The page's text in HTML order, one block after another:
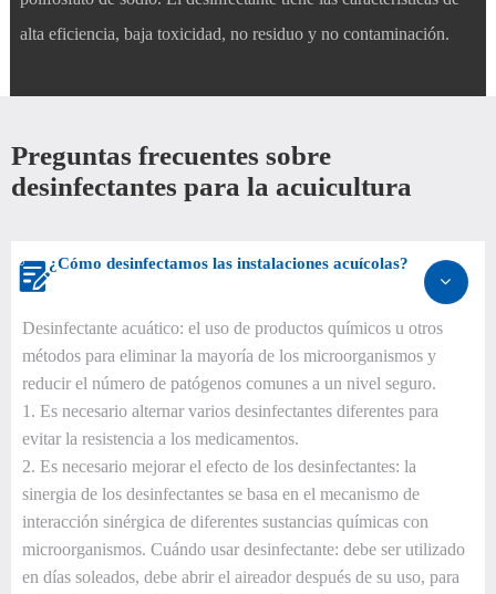
alta eficiencia, baja toxicidad, no residuo y no contaminación.
Preguntas frecuentes sobre
desinfectantes para la acuicultura
¿Cómo desinfectamos las instalaciones acuícolas?
Desinfectante acuático: el uso de productos químicos u otros
métodos para eliminar la mayoría de los microorganismos y
reducir el número de patógenos comunes a un nivel seguro.
1. Es necesario alternar varios desinfectantes diferentes para
evitar la resistencia a los medicamentos.
2. Es necesario mejorar el efecto de los desinfectantes: la
sinergia de los desinfectantes se basa en el mecanismo de
interacción sinérgica de diferentes sustancias químicas con
microorganismos. Cuándo usar desinfectante: debe ser utilizado
en días soleados, debe abrir el aireador después de su uso, para